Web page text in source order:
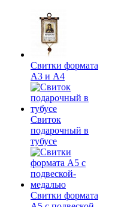
Свитки формата
А3 и А4
Свиток
подарочный в
тубусе
Свитки формата